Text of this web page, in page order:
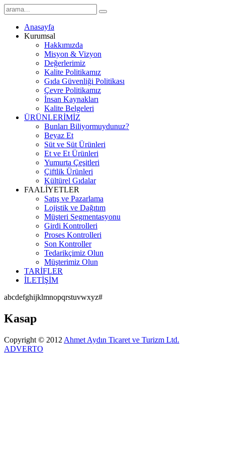
Anasayfa
Kurumsal
Hakkımızda
Misyon & Vizyon
Değerlerimiz
Kalite Politikamız
Gıda Güvenliği Politikası
Çevre Politikamız
İnsan Kaynakları
Kalite Belgeleri
ÜRÜNLERİMİZ
Bunları Biliyormuydunuz?
Beyaz Et
Süt ve Süt Ürünleri
Et ve Et Ürünleri
Yumurta Çeşitleri
Çiftlik Ürünleri
Kültürel Gıdalar
FAALİYETLER
Satış ve Pazarlama
Lojistik ve Dağıtım
Müşteri Segmentasyonu
Girdi Kontrolleri
Proses Kontrolleri
Son Kontroller
Tedarikçimiz Olun
Müşterimiz Olun
TARİFLER
İLETİŞİM
abcdefghijklmnopqrstuvwxyz#
Kasap
Copyright © 2012 Ahmet Aydın Ticaret ve Turizm Ltd.
ADVERTO